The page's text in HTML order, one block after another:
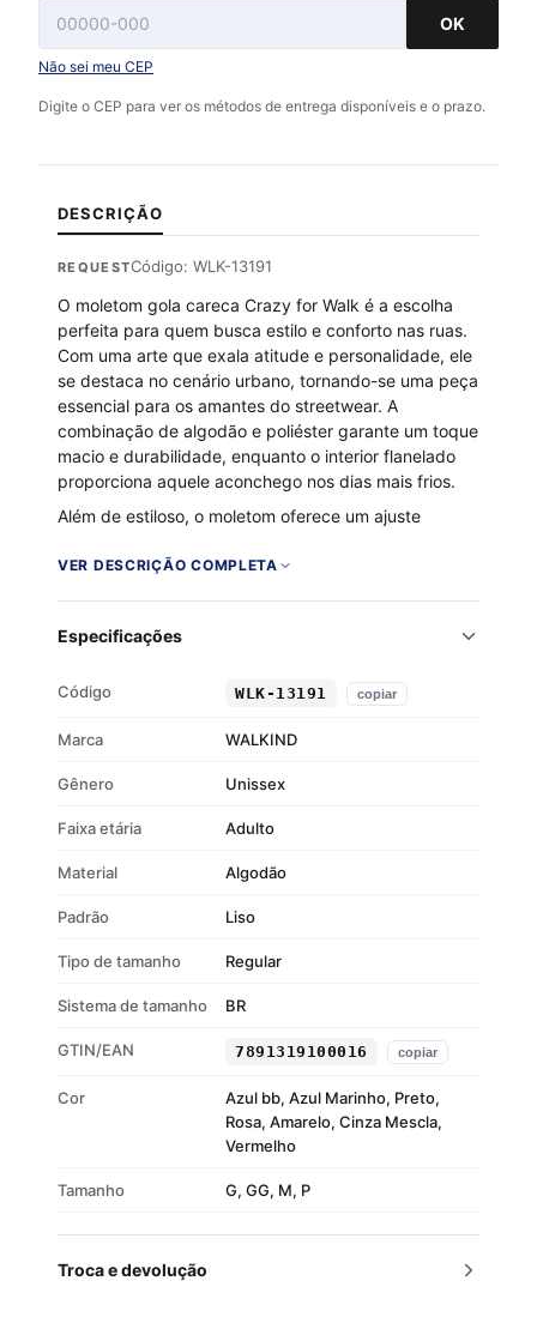
OK
Não sei meu CEP
Digite o CEP para ver os métodos de entrega disponíveis e o prazo.
DESCRIÇÃO
REQUESTCódigo: WLK-13191
O moletom gola careca Crazy for Walk é a escolha
perfeita para quem busca estilo e conforto nas ruas.
Com uma arte que exala atitude e personalidade, ele
se destaca no cenário urbano, tornando-se uma peça
essencial para os amantes do streetwear. A
combinação de algodão e poliéster garante um toque
macio e durabilidade, enquanto o interior flanelado
proporciona aquele aconchego nos dias mais frios.
Além de estiloso, o moletom oferece um ajuste
Seja para compor um look casual ou arrojado, o
Tecido 50% algodão e 50% poliéster
VER DESCRIÇÃO COMPLETA
Especificações
Código WLK-13191 copiar
Marca WALKIND
Gênero Unissex
Faixa etária Adulto
Material Algodão
Padrão Liso
Tipo de tamanho Regular
Sistema de tamanho BR
GTIN/EAN 7891319100016 copiar
Cor
Azul bb, Azul Marinho, Preto,
Rosa, Amarelo, Cinza Mescla,
Vermelho
Tamanho G, GG, M, P
Troca e devolução